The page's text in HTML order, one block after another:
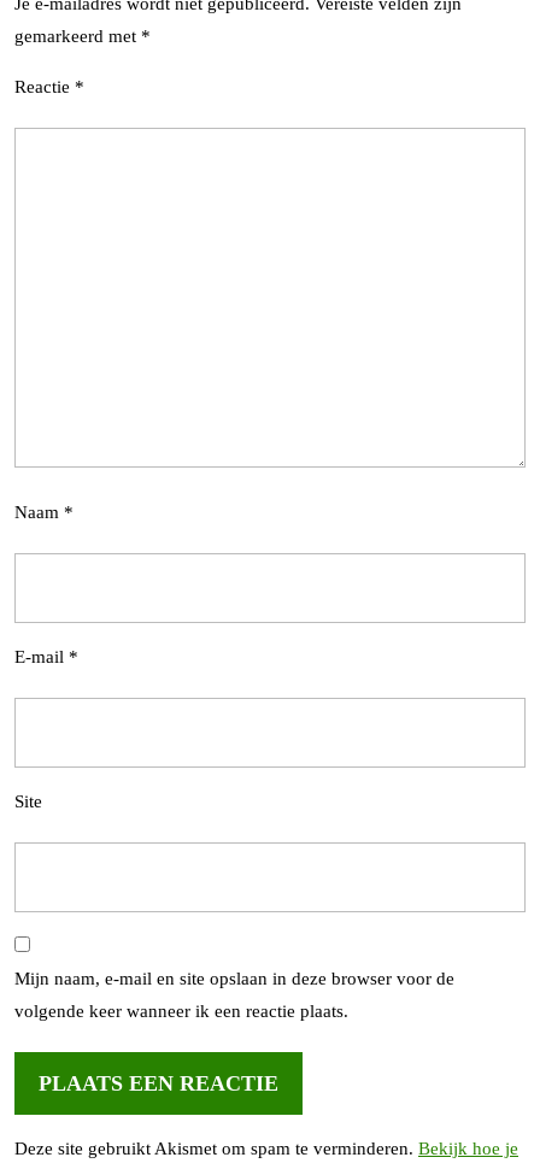
gemarkeerd met *
Reactie *
Naam *
E-mail *
Site
Mijn naam, e-mail en site opslaan in deze browser voor de
volgende keer wanneer ik een reactie plaats.
Deze site gebruikt Akismet om spam te verminderen. Bekijk hoe je